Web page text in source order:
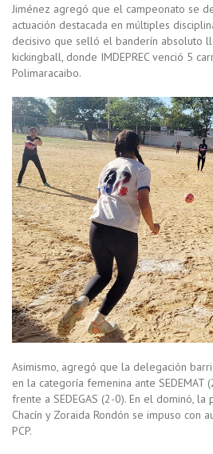
Jiménez agregó que el campeonato se
actuación destacada en múltiples
decisivo que selló el banderín absoluto
kickingball, donde IMDEPREC venció 5
Polimaracaibo.
Asimismo, agregó que la delegación
en la categoría femenina ante SEDEMAT
frente a SEDEGAS (2-0). En el dominó,
Chacín y Zoraida Rondón se impuso con
PCP.